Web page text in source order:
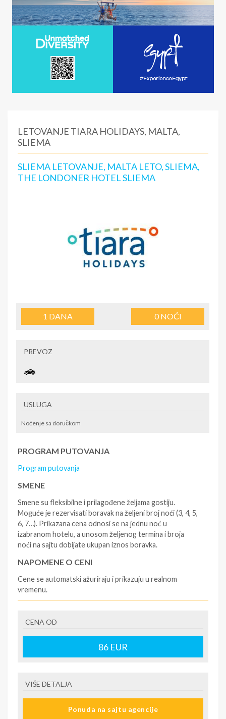
LETOVANJE TIARA HOLIDAYS, MALTA,
SLIEMA
SLIEMA LETOVANJE, MALTA LETO, SLIEMA,
THE LONDONER HOTEL SLIEMA
1 DANA 0NOĆI
PREVOZ
USLUGA
Noćenje sa doručkom
PROGRAM PUTOVANJA
Program putovanja
SMENE
Smene su fleksibilne i prilagođene željama gostiju.
Moguće je rezervisati boravak na željeni broj noći (3, 4, 5,
6, 7…). Prikazana cena odnosi se na jednu noć u
izabranom hotelu, a unosom željenog termina i broja
noći na sajtu dobijate ukupan iznos boravka.
NAPOMENE O CENI
Cene se automatski ažuriraju i prikazuju u realnom
vremenu.
- rezervisane i potvrđene usluge u izabranoj smeštajnoj
jedinici prema opisu - korišćenje hotelskih sadržaja
prema opisu - uslugu rezervacije - organizaciju
putovanja
hotela/apartmana - prevoz do i sa destinacije -putno
zdravstveno osiguranje. Preporuka turističke agencije
CENA OD
86 EUR
VIŠE DETALJA
Ponuda na sajtu agencije